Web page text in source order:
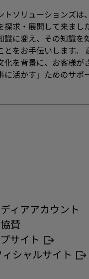
トソリューションズは
求・展開して来まし
に変え、その知識を
とをお手伝いします。
化を背景に、お客様が
に活かす」ためのサポ
ィアアカウント
賛
サイト
シャルサイト